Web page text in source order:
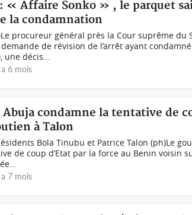
« Affaire Sonko » , le parquet
la condamnation
procureur général près la Cour suprême
demande de révision de l’arrêt ayant
une décis...
6 mois
condamne la tentative de
à Talon
Bola Tinubu et Patrice Talon (ph)Le
de coup d’Etat par la force au Benin voisin
7 mois